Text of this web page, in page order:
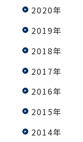
2020年
2019年
2018年
2017年
2016年
2015年
2014年